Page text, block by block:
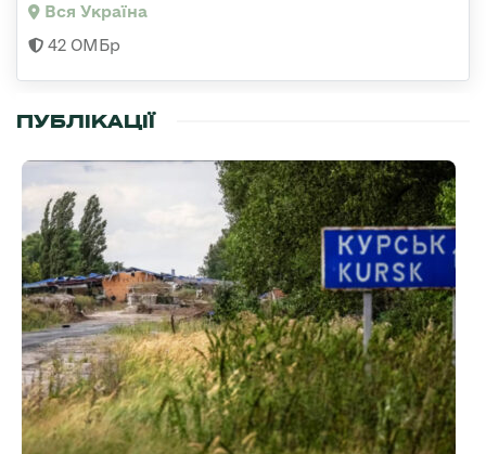
Вся Україна
42 ОМБр
ПУБЛІКАЦІЇ